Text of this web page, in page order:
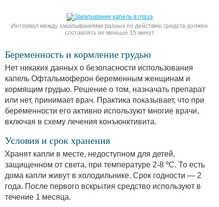
Интервал между закапываниями разных по действию средств должен
составлять не меньше 15 минут
Беременность и кормление грудью
Нет никаких данных о безопасности использования
капель Офтальмоферон беременным женщинам и
кормящим грудью. Решение о том, назначать препарат
или нет, принимает врач. Практика показывает, что при
беременности его активно используют многие врачи,
включая в схему лечения конъюнктивита.
Условия и срок хранения
Хранят капли в месте, недоступном для детей,
защищенном от света, при температуре 2-8 ºC. То есть
дома капли живут в холодильнике. Срок годности — 2
года. После первого вскрытия средство используют в
течение 1 месяца.